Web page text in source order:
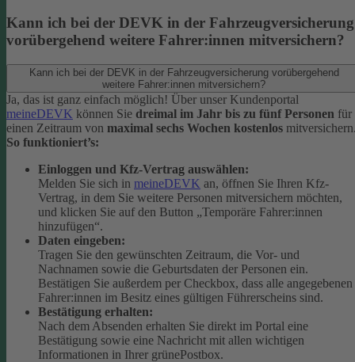
Kann ich bei der DEVK in der Fahrzeugversicherung
vorübergehend weitere Fahrer:innen mitversichern?
Kann ich bei der DEVK in der Fahrzeugversicherung vorübergehend
weitere Fahrer:innen mitversichern?
Ja, das ist ganz einfach möglich! Über unser Kundenportal
meineDEVK können Sie dreimal im Jahr bis zu fünf Personen für
einen Zeitraum von maximal sechs Wochen kostenlos
So funktioniert’s:
Einloggen und Kfz-Vertrag auswählen:
Melden Sie sich in meineDEVK an, öffnen Sie Ihren Kfz-
Vertrag, in dem Sie weitere Personen mitversichern möchten,
und klicken Sie auf den Button „Temporäre Fahrer:innen
hinzufügen“.
Daten eingeben:
Tragen Sie den gewünschten Zeitraum, die Vor- und
Nachnamen sowie die Geburtsdaten der Personen ein.
Bestätigen Sie außerdem per Checkbox, dass alle angegebenen
Fahrer:innen im Besitz eines gültigen Führerscheins sind.
Bestätigung erhalten:
Nach dem Absenden erhalten Sie direkt im Portal eine
Bestätigung sowie eine Nachricht mit allen wichtigen
Informationen in Ihrer grünePostbox.